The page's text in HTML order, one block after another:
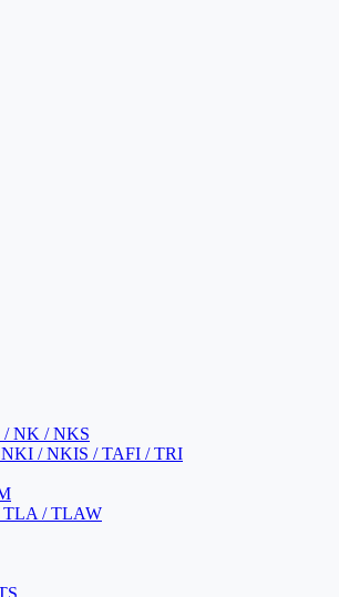
/ NK / NKS
NKI / NKIS / TAFI / TRI
TLA / TLAW